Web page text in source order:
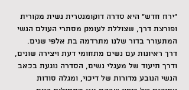
"ירח חדש" היא סדרה דוקומנטרית נשית מקורית
ופורצת דרך, שצוללת לעומק מסתרי העולם הנשי
המתעורר בדור שלנו מתרדמה בת אלפי שנים.
דרך ראיונות עם נשים מתחומי דעת ויצירה שונים,
ודרך תיעוד של מעגלי נשים, הסדרה נוגעת בכאב
הנשי הנובע מדורות של דיכוי, ומגלה סודות